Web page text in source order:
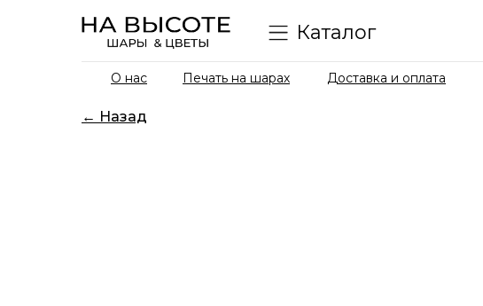
Каталог
Доставка и оплата
Печать на шарах
О нас
← Назад